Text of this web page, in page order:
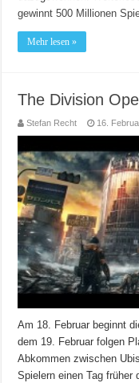
gewinnt 500 Millionen
Mehr lesen »
The Division
Stefan Recht 16.
Am 18. Februar beginnt
dem 19. Februar folgen
Abkommen zwischen
Spielern einen Tag